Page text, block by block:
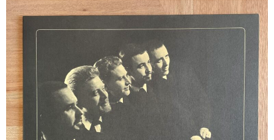
マイページ
GGについて
買取について
取り置きなどについて
Categories
New Arrivals